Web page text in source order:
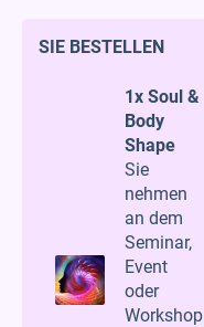
SIE BESTELLEN
1x Soul &
Body
Shape
Sie
nehmen
an dem
Seminar,
Event
oder
Workshop